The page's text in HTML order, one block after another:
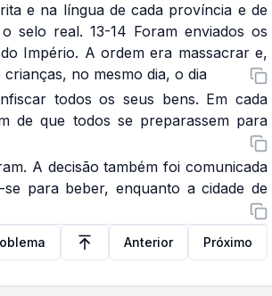
e na língua de cada província e de
selo real. 13-14 Foram enviados os
Império. A ordem era massacrar e,
no mesmo dia, o dia
todos os seus bens. Em cada
de que todos se preparassem para
A decisão também foi comunicada
para beber, enquanto a cidade de
Anterior Próximo